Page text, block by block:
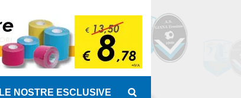
LE NOSTRE ESCLUSIVE